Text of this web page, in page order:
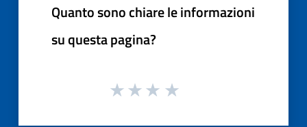
Quanto sono chiare le informazioni
su questa pagina?